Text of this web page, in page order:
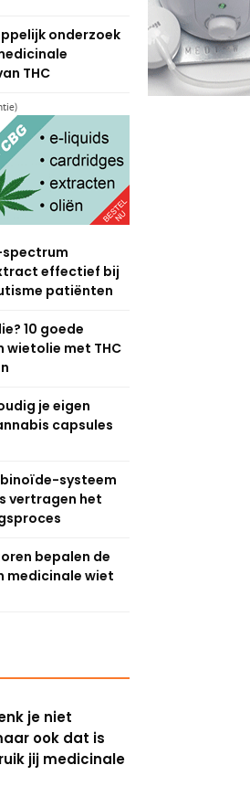
onderzoek
THC
effectief bij
patiënten
10 goede
wietolie met THC
je eigen
capsules
systeem
vertragen het
bepalen de
medicinale wiet
je niet
ook dat is
jij medicinale